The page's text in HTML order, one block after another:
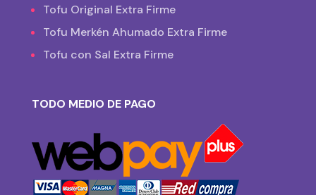
Tofu Original Extra Firme
Tofu Merkén Ahumado Extra Firme
Tofu con Sal Extra Firme
TODO MEDIO DE PAGO